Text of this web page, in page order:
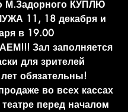
М.Задорного КУПЛЮ
11, 18 декабря и
в 19.00
Зал заполняется
для зрителей
обязательны!
во всех кассах
театре перед началом